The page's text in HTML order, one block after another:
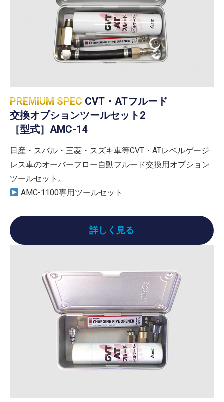
PREMIUM SPEC CVT・ATフルード
交換オプションツールセット2
［型式］AMC-14
日産・スバル・三菱・スズキ車等CVT・ATレベルゲージ
レス車のオーバーフロー自動フルード交換用オプション
ツールセット。
AMC-1100専用ツールセット
詳しく見る